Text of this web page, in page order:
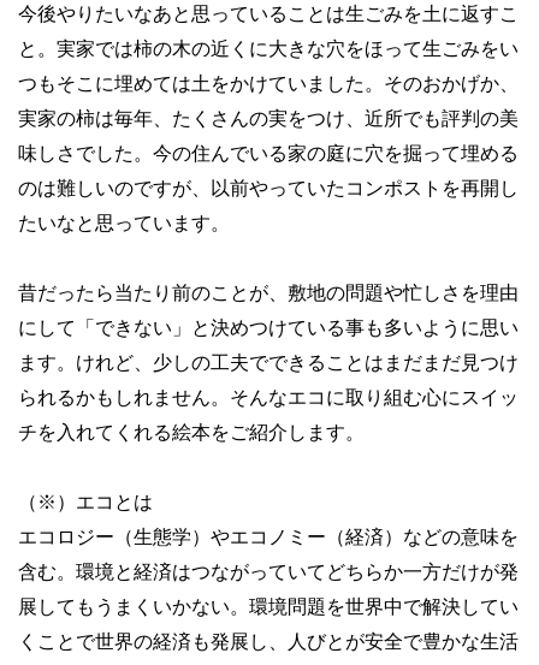
今後やりたいなあと思っていることは生ごみを土に返すこ
と。実家では柿の木の近くに大きな穴をほって生ごみをい
つもそこに埋めては土をかけていました。そのおかげか、
実家の柿は毎年、たくさんの実をつけ、近所でも評判の美
味しさでした。今の住んでいる家の庭に穴を掘って埋める
のは難しいのですが、以前やっていたコンポストを再開し
たいなと思っています。
昔だったら当たり前のことが、敷地の問題や忙しさを理由
にして「できない」と決めつけている事も多いように思い
ます。けれど、少しの工夫でできることはまだまだ見つけ
られるかもしれません。そんなエコに取り組む心にスイッ
チを入れてくれる絵本をご紹介します。
（※）エコとは
エコロジー（生態学）やエコノミー（経済）などの意味を
含む。環境と経済はつながっていてどちらか一方だけが発
展してもうまくいかない。環境問題を世界中で解決してい
くことで世界の経済も発展し、人びとが安全で豊かな生活